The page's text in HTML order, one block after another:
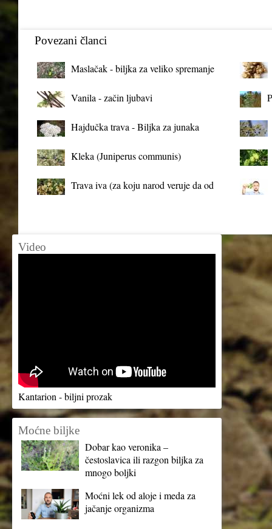
Povezani članci
Maslačak - biljka za veliko spremanje
Vanila - začin ljubavi
Hajdučka trava - Biljka za junaka
Kleka (Juniperus communis)
Trava iva (za koju narod veruje da od
Video
Kantarion - biljni prozak
Moćne biljke
Dobar kao veronika –
čestoslavica ili razgon biljka za
mnogo boljki
Moćni lek od aloje i meda za
jačanje organizma